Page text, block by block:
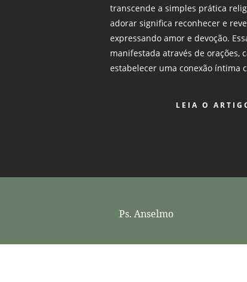
transcende a simples prática
adorar significa reconhecer e
expressando amor e devoção.
manifestada através de orações,
estabelecer uma conexão íntima
LEIA O
Ps. Anselmo